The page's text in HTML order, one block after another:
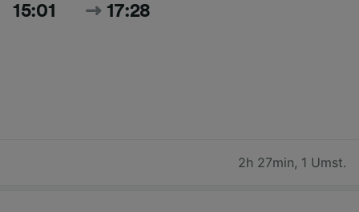
15:01 17:28
2h 27min, 1 Umst.